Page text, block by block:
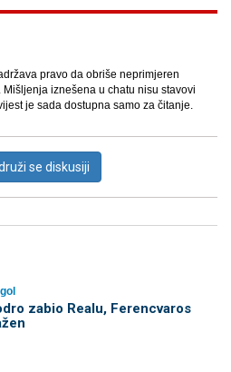
pravo da obriše neprimjeren
iznešena u chatu nisu stavovi
je sada dostupna samo za čitanje.
se diskusiji
zabio Realu, Ferencvaros